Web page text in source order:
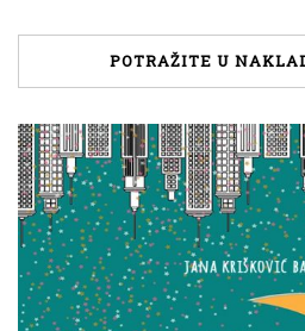
POTRAŽITE U